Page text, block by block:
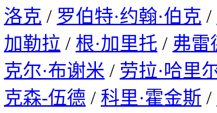
洛克 / 罗伯特·约翰·伯克 /
加勒拉 / 根·加里托 / 弗雷
克尔·布谢米 / 劳拉·哈里
克森-伍德 / 科里·霍金斯 /